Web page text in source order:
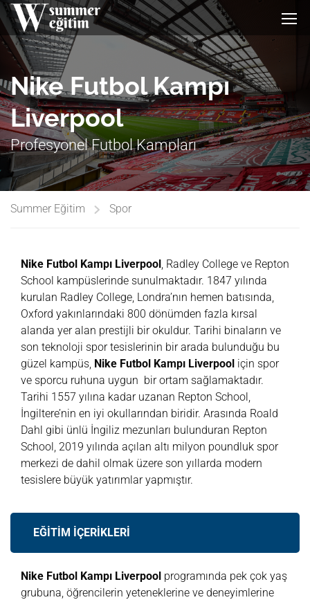
Nike Futbol Kampı
Liverpool
Profesyonel Futbol Kampları
Summer Eğitim Spor
Nike Futbol Kampı Liverpool, Radley College ve Repton
School kampüslerinde sunulmaktadır. 1847 yılında
kurulan Radley College, Londra’nın hemen batısında,
Oxford yakınlarındaki 800 dönümden fazla kırsal
alanda yer alan prestijli bir okuldur. Tarihi binaların ve
son teknoloji spor tesislerinin bir arada bulunduğu bu
güzel kampüs, Nike Futbol Kampı Liverpool için spor
ve sporcu ruhuna uygun bir ortam sağlamaktadır.
Tarihi 1557 yılına kadar uzanan Repton School,
İngiltere’nin en iyi okullarından biridir. Arasında Roald
Dahl gibi ünlü İngiliz mezunları bulunduran Repton
School, 2019 yılında açılan altı milyon poundluk spor
merkezi de dahil olmak üzere son yıllarda modern
tesislere büyük yatırımlar yapmıştır.
EĞİTİM İÇERİKLERİ
Nike Futbol Kampı Liverpool programında pek çok yaş
grubuna, öğrencilerin yeteneklerine ve deneyimlerine